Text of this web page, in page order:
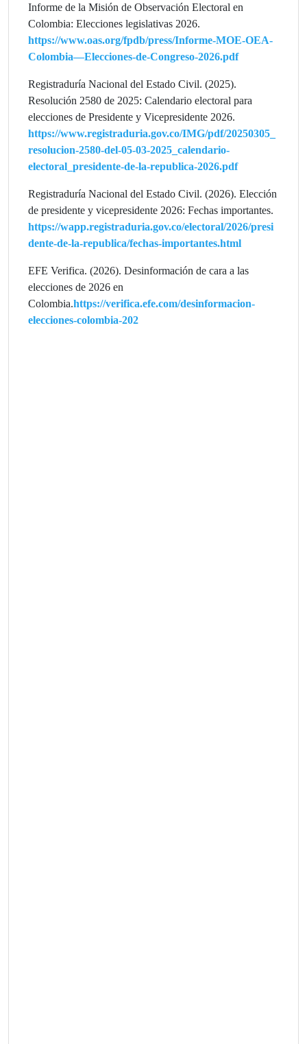
Informe de la Misión de Observación Electoral en
Colombia: Elecciones legislativas 2026.
https://www.oas.org/fpdb/press/Informe-MOE-OEA-
Colombia—Elecciones-de-Congreso-2026.pdf
Registraduría Nacional del Estado Civil. (2025).
Resolución 2580 de 2025: Calendario electoral para
elecciones de Presidente y Vicepresidente 2026.
https://www.registraduria.gov.co/IMG/pdf/20250305_
resolucion-2580-del-05-03-2025_calendario-
electoral_presidente-de-la-republica-2026.pdf
Registraduría Nacional del Estado Civil. (2026). Elección
de presidente y vicepresidente 2026: Fechas importantes.
https://wapp.registraduria.gov.co/electoral/2026/presi
dente-de-la-republica/fechas-importantes.html
EFE Verifica. (2026). Desinformación de cara a las
elecciones de 2026 en
Colombia.https://verifica.efe.com/desinformacion-
elecciones-colombia-202